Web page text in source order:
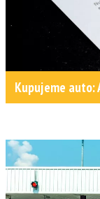
Kupujeme auto: